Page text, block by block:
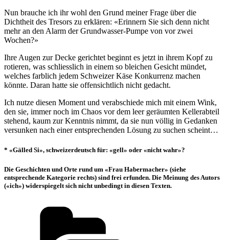
Nun brauche ich ihr wohl den Grund meiner Frage über die
Dichtheit des Tresors zu erklären: «Erinnern Sie sich denn nicht
mehr an den Alarm der Grundwasser-Pumpe von vor zwei
Wochen?»
Ihre Augen zur Decke gerichtet beginnt es jetzt in ihrem Kopf zu
rotieren, was schliesslich in einem so bleichen Gesicht mündet,
welches farblich jedem Schweizer Käse Konkurrenz machen
könnte. Daran hatte sie offensichtlich nicht gedacht.
Ich nutze diesen Moment und verabschiede mich mit einem Wink,
den sie, immer noch im Chaos vor dem leer geräumten Kellerabteil
stehend, kaum zur Kenntnis nimmt, da sie nun völlig in Gedanken
versunken nach einer entsprechenden Lösung zu suchen scheint…
* «Gälled Si», schweizerdeutsch für: «gell» oder «nicht wahr»?
Die Geschichten und Orte rund um «Frau Habermacher» (siehe
entsprechende Kategorie rechts) sind frei erfunden. Die Meinung des Autors
(«ich») widerspiegelt sich nicht unbedingt in diesen Texten.